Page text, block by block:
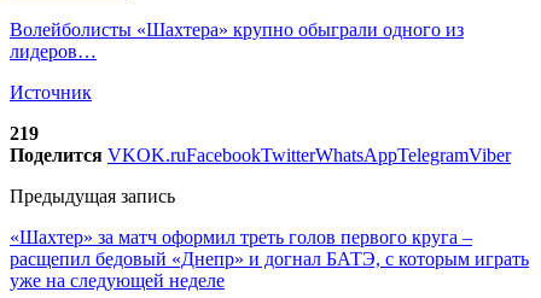
Волейболисты «Шахтера» крупно обыграли одного из
лидеров…
Источник
219
Поделится VKOK.ruFacebookTwitterWhatsAppTelegramViber
Предыдущая запись
«Шахтер» за матч оформил треть голов первого круга –
расщепил бедовый «Днепр» и догнал БАТЭ, с которым играть
уже на следующей неделе